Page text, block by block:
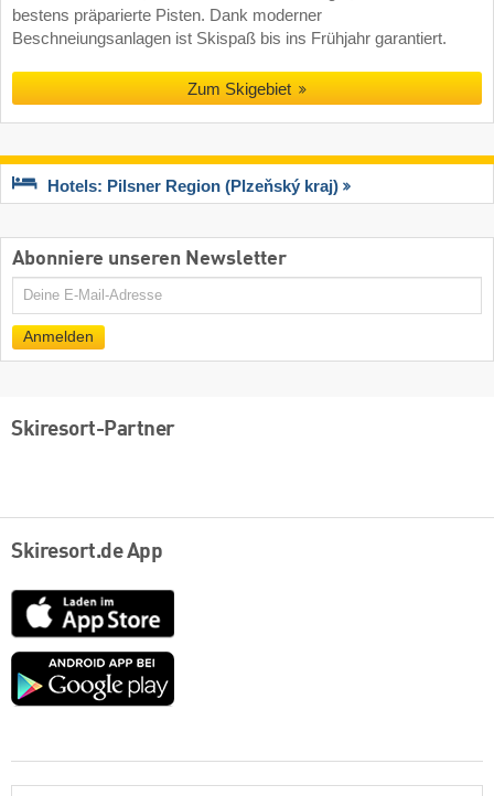
bestens präparierte Pisten. Dank moderner
Beschneiungsanlagen ist Skispaß bis ins Frühjahr garantiert.
Zum Skigebiet
Hotels: Pilsner Region (Plzeňský kraj)
Abonniere unseren Newsletter
E-
Mail
Anmelden
Skiresort-Partner
Skiresort.de App
App
Store
Google